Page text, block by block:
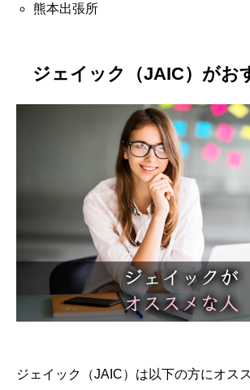
熊本出張所
ジェイック（JAIC）がお
ジェイック（JAIC）は以下の方にオス